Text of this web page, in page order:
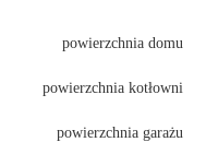
powierzchnia domu
powierzchnia kotłowni
powierzchnia garażu